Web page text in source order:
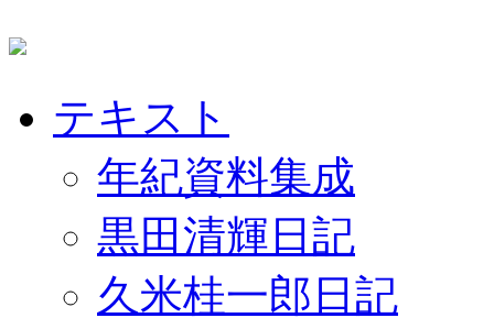
テキスト
年紀資料集成
黒田清輝日記
久米桂一郎日記